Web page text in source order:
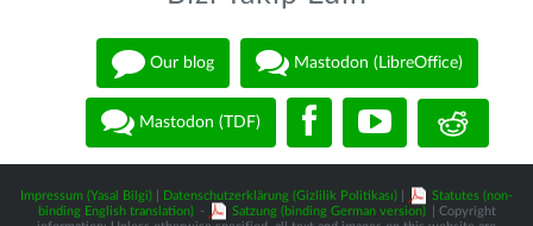
Our blog Mastodon (LibreOffice)
Mastodon (TDF)
Impressum (Yasal Bilgi) Datenschutzerklärung (Gizlilik Politikası)
Statutes (non-
binding English translation) - Satzung (binding German version)
| Copyright